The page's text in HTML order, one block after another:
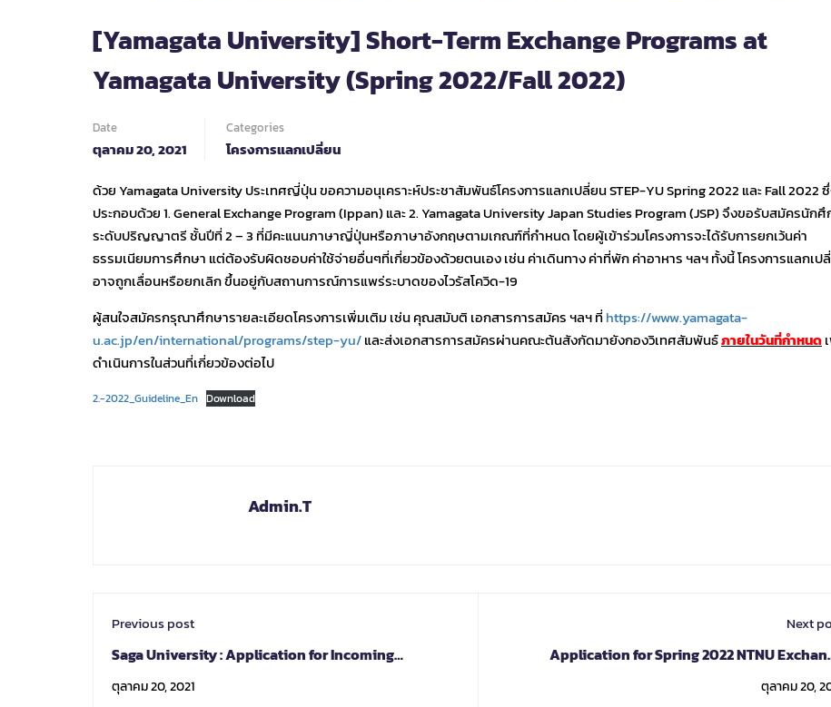
[Yamagata University] Short-Term Exchange Programs at
Yamagata University (Spring 2022/Fall 2022)
Date
ตุลาคม 20, 2021
Categories
โครงการแลกเปลี่ยน
ด้วย Yamagata University ประเทศญี่ปุ่น ขอความอนุเคราะห์ประชาสัมพันธ์โครงการแลกเปลี่ยน STEP-YU Spring 2022 และ Fall 2022
ประกอบด้วย 1. General Exchange Program (Ippan) และ 2. Yamagata University Japan Studies Program (JSP) จึงขอรับสมัครนัก
ระดับปริญญาตรี ชั้นปีที่ 2 – 3 ที่มีคะแนนภาษาญี่ปุ่นหรือภาษาอังกฤษตามเกณฑ์ที่กำหนด โดยผู้เข้าร่วมโครงการจะได้รับการยกเว้นค่า
ธรรมเนียมการศึกษา แต่ต้องรับผิดชอบค่าใช้จ่ายอื่นๆที่เกี่ยวข้องด้วยตนเอง เช่น ค่าเดินทาง ค่าที่พัก ค่าอาหาร ฯลฯ ทั้งนี้ โครงการแลกเป
อาจถูกเลื่อนหรือยกเลิก ขึ้นอยู่กับสถานการณ์การแพร่ระบาดของไวรัสโควิด-19
ผู้สนใจสมัครกรุณาศึกษารายละเอียดโครงการเพิ่มเติม เช่น คุณสมับติ เอกสารการสมัคร ฯลฯ ที่https://www.yamagata-
u.ac.jp/en/international/programs/step-yu/และส่งเอกสารการสมัครผ่านคณะต้นสังกัดมายังกองวิเทศสัมพันธ์ภายในวันที่กำหนด
ดำเนินการในส่วนที่เกี่ยวข้องต่อไป
2.-2022_Guideline_En Download
Admin.T
Previous post
Saga University : Application for Incoming
Exchange Program Spring 2022 is now open
ตุลาคม 20, 2021
Next
Application for Spring 2022 NTNU
ตุลาคม 20,